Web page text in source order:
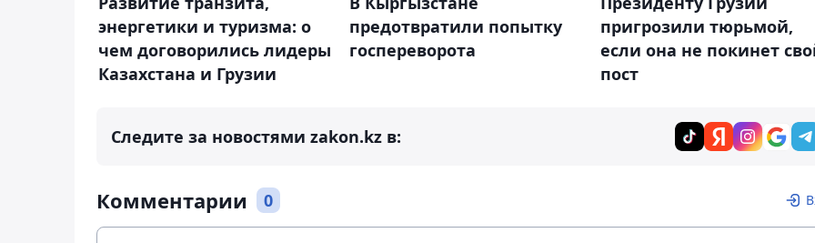
энергетики и туризма: о
чем договорились лидеры
Казахстана и Грузии
предотвратили попытку
госпереворота
пригрозили тюрьмой,
если она не покинет
пост
Следите за новостями zakon.kz в:
Комментарии 0